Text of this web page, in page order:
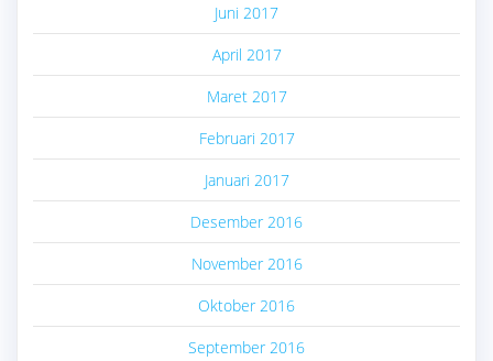
Juni 2017
April 2017
Maret 2017
Februari 2017
Januari 2017
Desember 2016
November 2016
Oktober 2016
September 2016